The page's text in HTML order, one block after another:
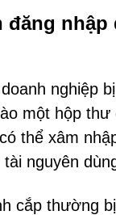
nghiệp
một hộp
thể xâm
nguyên
cắp thường